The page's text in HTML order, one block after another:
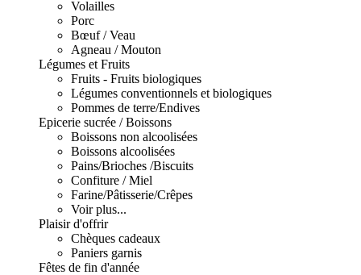
Volailles
Porc
Bœuf / Veau
Agneau / Mouton
Légumes et Fruits
Fruits - Fruits biologiques
Légumes conventionnels et biologiques
Pommes de terre/Endives
Epicerie sucrée / Boissons
Boissons non alcoolisées
Boissons alcoolisées
Pains/Brioches /Biscuits
Confiture / Miel
Farine/Pâtisserie/Crêpes
Voir plus...
Plaisir d'offrir
Chèques cadeaux
Paniers garnis
Fêtes de fin d'année